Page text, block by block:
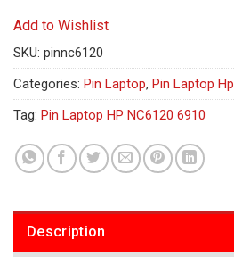
Add to Wishlist
SKU: pinnc6120
Categories: Pin Laptop, Pin Laptop Hp
Tag: Pin Laptop HP NC6120 6910
Description